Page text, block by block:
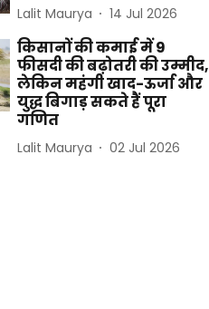
Lalit Maurya 14 Jul 2026
किसानों की कमाई में 9
फीसदी की बढ़ोतरी की उम्मीद,
लेकिन महंगी खाद-ऊर्जा और
युद्ध बिगाड़ सकते हैं पूरा
गणित
Lalit Maurya 02 Jul 2026